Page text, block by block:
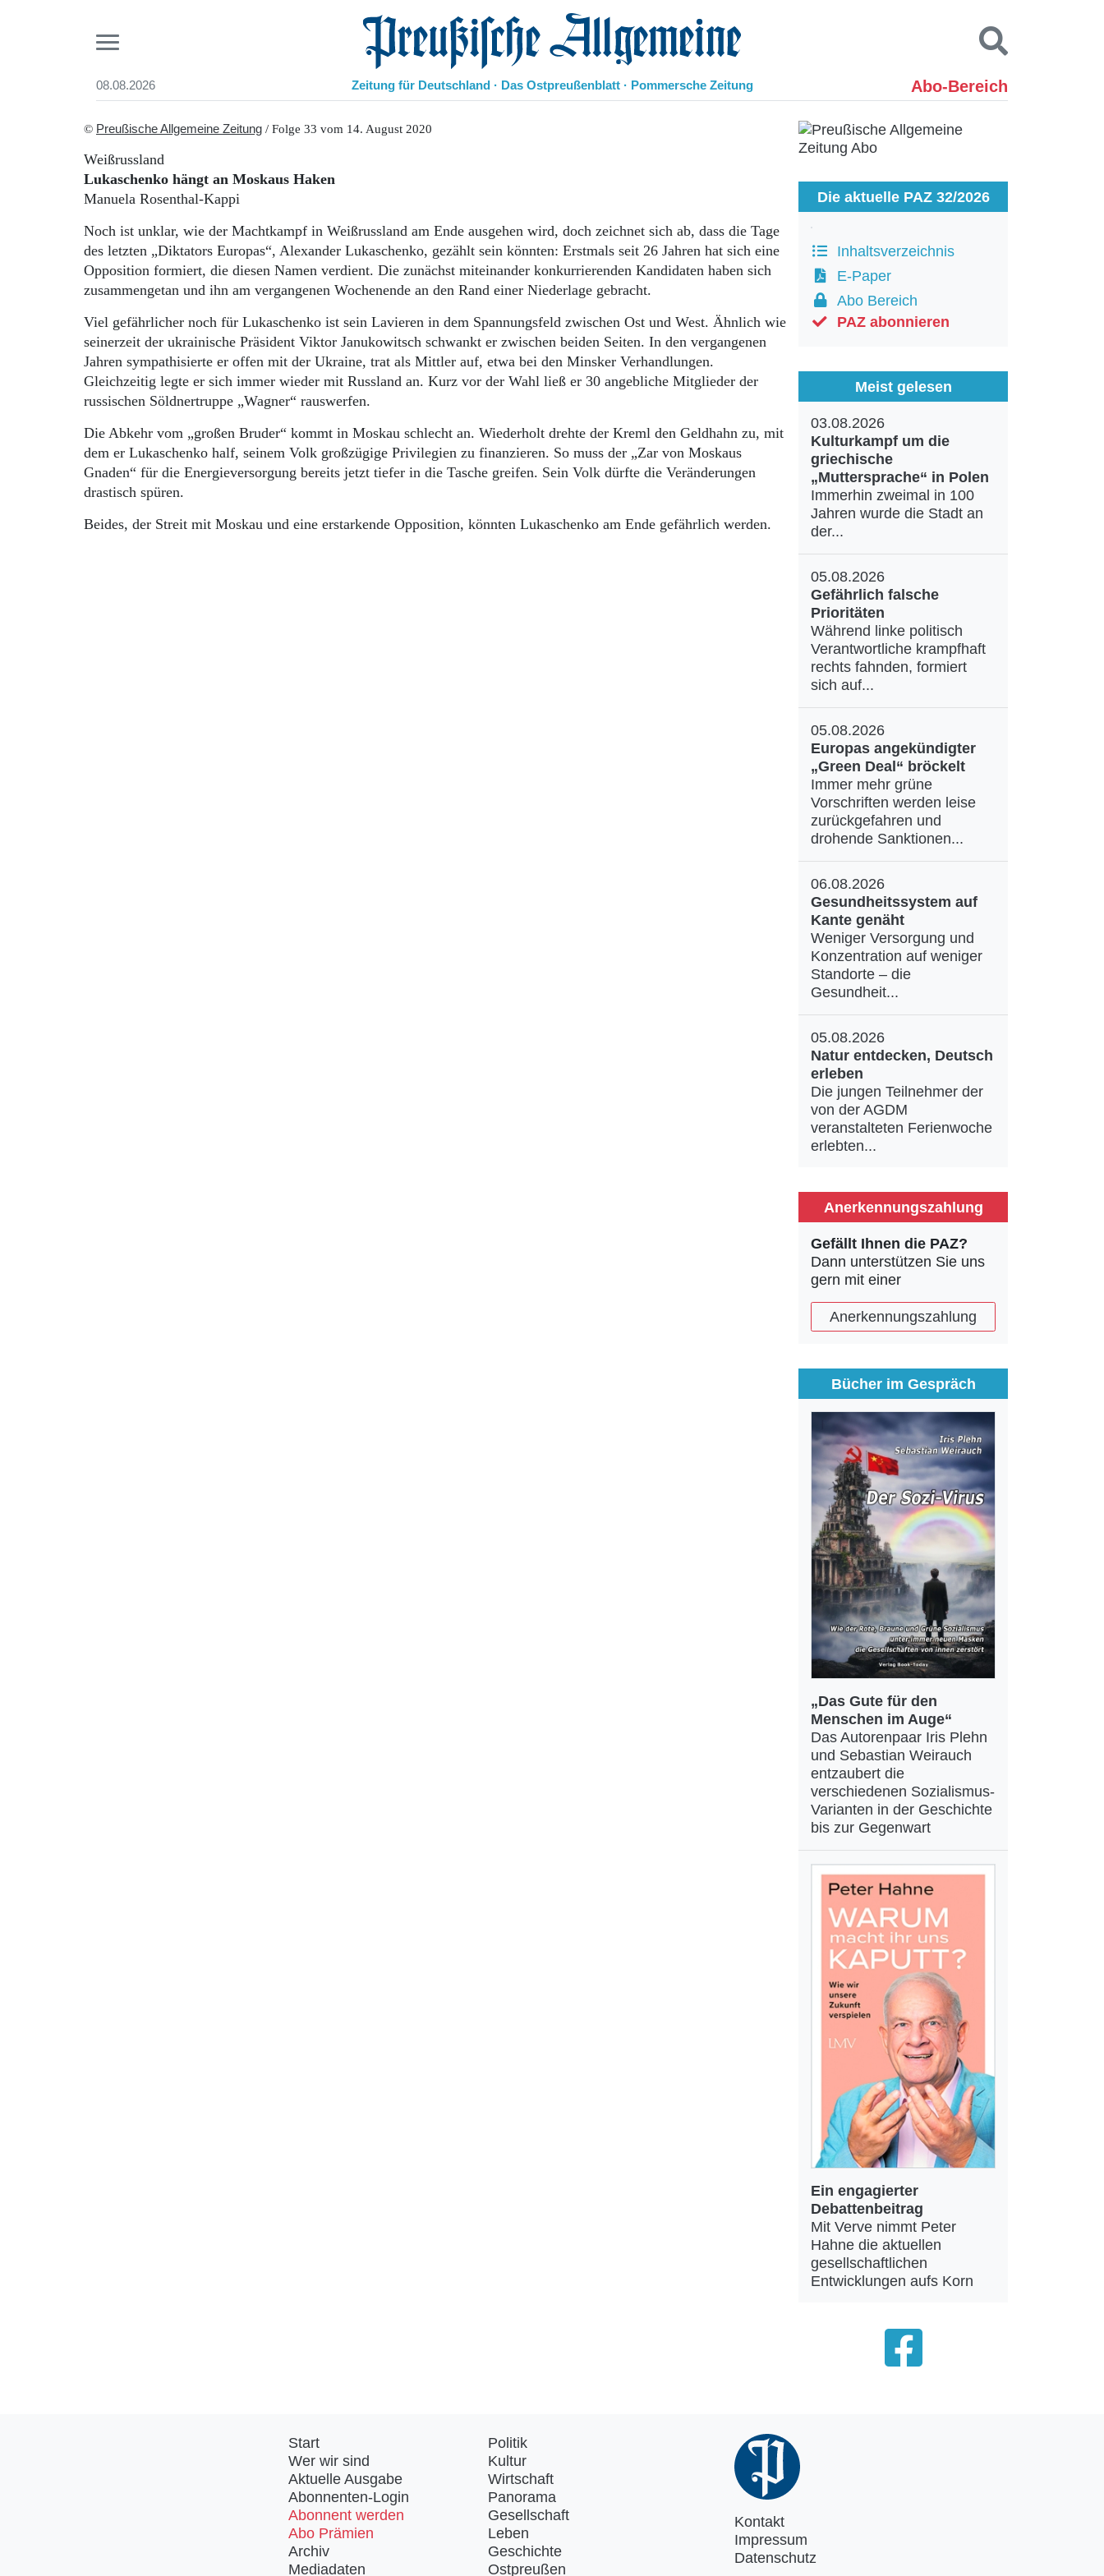
08.08.2026 Preußische Allgemeine Zeitung
Zeitung für Deutschland · Das Ostpreußenblatt · Pommersche Zeitung Abo-Bereich
Start
Aktuelle Ausgabe
Abonnenten-Login
Abonnent werden
Archiv
Mediadaten
Geschichte
Ostpreußen
Pommern
Berlin-Brandenburg
Danzig und Westpreußen
Bücher
Kontakt
Suchen und finden
© Preußische Allgemeine Zeitung / Folge 33 vom 14. August 2020
Weißrussland
Lukaschenko hängt an Moskaus Haken
Manuela Rosenthal-Kappi
Noch ist unklar, wie der Machtkampf in Weißrussland am Ende ausgehen wird, doch zeichnet sich ab, dass die Tage
des letzten „Diktators Europas“, Alexander Lukaschenko, gezählt sein könnten: Erstmals seit 26 Jahren hat sich eine
Opposition formiert, die diesen Namen verdient. Die zunächst miteinander konkurrierenden Kandidaten haben sich
zusammengetan und ihn am vergangenen Wochenende an den Rand einer Niederlage gebracht.
Viel gefährlicher noch für Lukaschenko ist sein Lavieren in dem Spannungsfeld zwischen Ost und West. Ähnlich wie
seinerzeit der ukrainische Präsident Viktor Janukowitsch schwankt er zwischen beiden Seiten. In den vergangenen
Jahren sympathisierte er offen mit der Ukraine, trat als Mittler auf, etwa bei den Minsker Verhandlungen.
Gleichzeitig legte er sich immer wieder mit Russland an. Kurz vor der Wahl ließ er 30 angebliche Mitglieder der
russischen Söldnertruppe „Wagner“ rauswerfen.
Die Abkehr vom „großen Bruder“ kommt in Moskau schlecht an. Wiederholt drehte der Kreml den Geldhahn zu, mit
dem er Lukaschenko half, seinem Volk großzügige Privilegien zu finanzieren. So muss der „Zar von Moskaus
Gnaden“ für die Energieversorgung bereits jetzt tiefer in die Tasche greifen. Sein Volk dürfte die Veränderungen
drastisch spüren.
Beides, der Streit mit Moskau und eine erstarkende Opposition, könnten Lukaschenko am Ende gefährlich werden.
Die aktuelle PAZ 32/2026
Inhaltsverzeichnis
E-Paper
Abo Bereich
PAZ abonnieren
Meist gelesen
03.08.2026
Kulturkampf um die
griechische
„Muttersprache“ in Polen
Immerhin zweimal in 100
Jahren wurde die Stadt an
der...
05.08.2026
Gefährlich falsche
Prioritäten
Während linke politisch
Verantwortliche krampfhaft
rechts fahnden, formiert
sich auf...
05.08.2026
Europas angekündigter
„Green Deal“ bröckelt
Immer mehr grüne
Vorschriften werden leise
zurückgefahren und
drohende Sanktionen...
06.08.2026
Gesundheitssystem auf
Kante genäht
Weniger Versorgung und
Konzentration auf weniger
Standorte – die
Gesundheit...
05.08.2026
Natur entdecken, Deutsch
erleben
Die jungen Teilnehmer der
von der AGDM
veranstalteten Ferienwoche
erlebten...
Anerkennungszahlung
Gefällt Ihnen die PAZ?
Dann unterstützen Sie uns
gern mit einer
Anerkennungszahlung
Bücher im Gespräch
„Das Gute für den
Menschen im Auge“
Das Autorenpaar Iris Plehn
und Sebastian Weirauch
entzaubert die
verschiedenen Sozialismus-
Varianten in der Geschichte
bis zur Gegenwart
Ein engagierter
Debattenbeitrag
Mit Verve nimmt Peter
Hahne die aktuellen
gesellschaftlichen
Entwicklungen aufs Korn
Start
Wer wir sind
Aktuelle Ausgabe
Abonnenten-Login
Abonnent werden
Abo Prämien
Archiv
Mediadaten
Politik
Kultur
Wirtschaft
Panorama
Gesellschaft
Leben
Geschichte
Ostpreußen
Kontakt
Impressum
Datenschutz